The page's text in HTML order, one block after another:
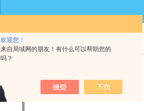
欢迎您！
来自局域网的朋友！有什么可以帮助您的
吗？